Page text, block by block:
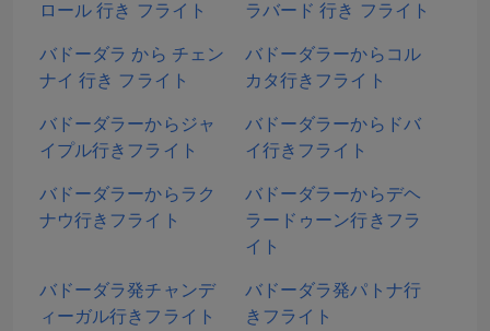
ロール 行き フライト
ラバード 行き フライト
バドーダラ から チェン
ナイ 行き フライト
バドーダラーからコル
カタ行きフライト
バドーダラーからジャ
イプル行きフライト
バドーダラーからドバ
イ行きフライト
バドーダラーからラク
ナウ行きフライト
バドーダラーからデヘ
ラードゥーン行きフラ
イト
バドーダラ発チャンデ
ィーガル行きフライト
バドーダラ発パトナ行
きフライト